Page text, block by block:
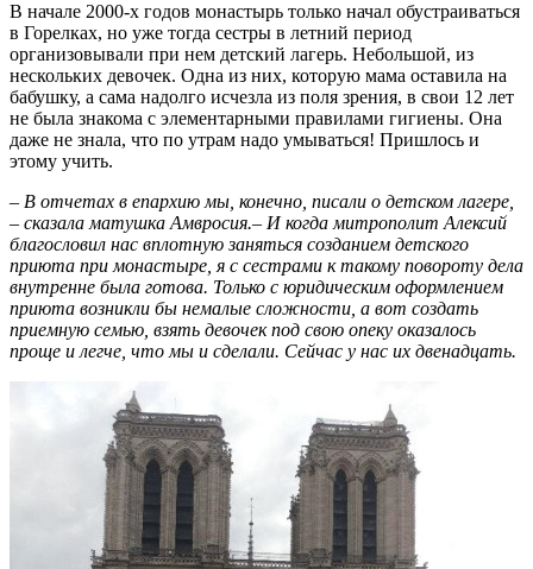
В начале 2000-х годов монастырь только начал обустраиваться
в Горелках, но уже тогда сестры в летний период
организовывали при нем детский лагерь. Небольшой, из
нескольких девочек. Одна из них, которую мама оставила на
бабушку, а сама надолго исчезла из поля зрения, в свои 12 лет
не была знакома с элементарными правилами гигиены. Она
даже не знала, что по утрам надо умываться! Пришлось и
этому учить.
– В отчетах в епархию мы, конечно, писали о детском лагере,
– сказала матушка Амвросия.– И когда митрополит Алексий
благословил нас вплотную заняться созданием детского
приюта при монастыре, я с сестрами к такому повороту дела
внутренне была готова. Только с юридическим оформлением
приюта возникли бы немалые сложности, а вот создать
приемную семью, взять девочек под свою опеку оказалось
проще и легче, что мы и сделали. Сейчас у нас их двенадцать.